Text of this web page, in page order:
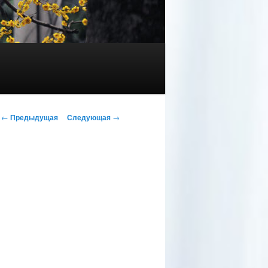
Навигация по записям
← Предыдущая Следующая →